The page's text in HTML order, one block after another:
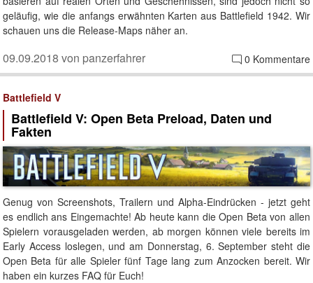
geläufig, wie die anfangs erwähnten Karten aus Battlefield 1942. Wir
schauen uns die Release-Maps näher an.
0 Kommentare
09.09.2018 von panzerfahrer
Battlefield V
Battlefield V: Open Beta Preload, Daten und
Fakten
Genug von Screenshots, Trailern und Alpha-Eindrücken - jetzt geht
es endlich ans Eingemachte! Ab heute kann die Open Beta von allen
Spielern vorausgeladen werden, ab morgen können viele bereits im
Early Access loslegen, und am Donnerstag, 6. September steht die
Open Beta für alle Spieler fünf Tage lang zum Anzocken bereit. Wir
haben ein kurzes FAQ für Euch!